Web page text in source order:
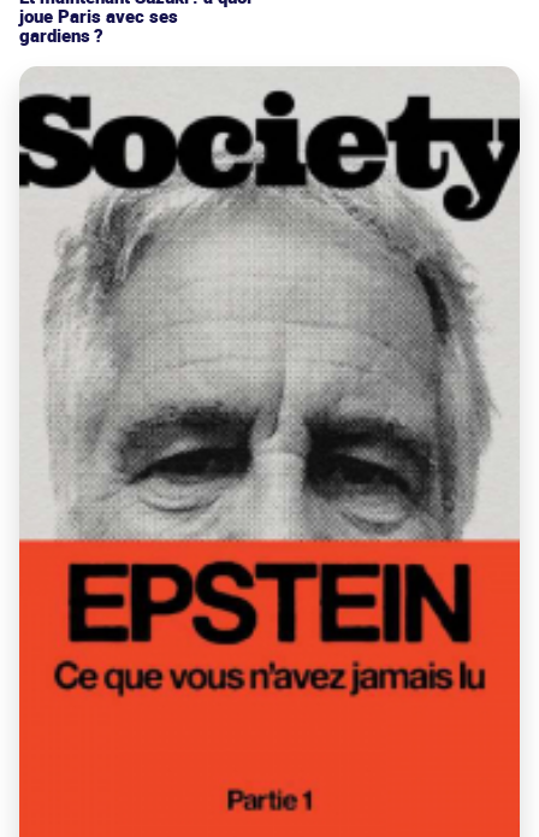
joue Paris avec ses
gardiens ?